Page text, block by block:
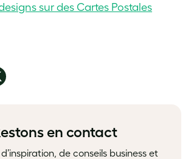
sur des Cartes Postales
en contact
de conseils business et